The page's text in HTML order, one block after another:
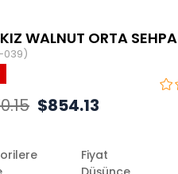
WALNUT ORTA SEHPA
039)
$854.13
Fiyat